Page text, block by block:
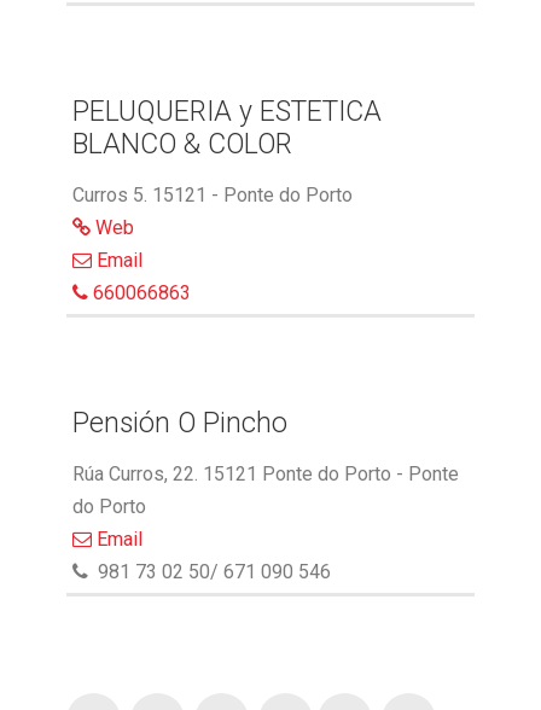
PELUQUERIA y ESTETICA
BLANCO & COLOR
Curros 5. 15121 - Ponte do Porto
Web
Email
660066863
Pensión O Pincho
Rúa Curros, 22. 15121 Ponte do Porto - Ponte
do Porto
Email
981 73 02 50/ 671 090 546